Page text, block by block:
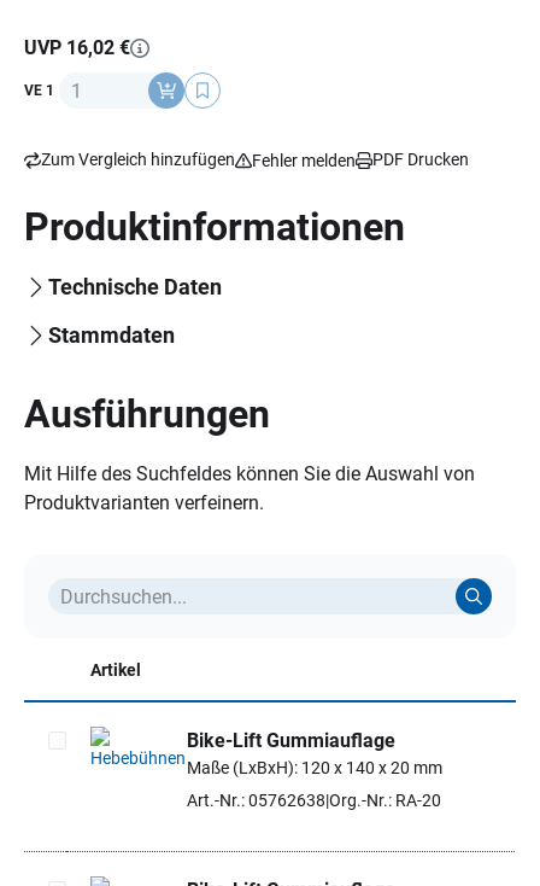
UVP 16,02 €
VE 1 Anzahl
Zum Vergleich hinzufügen Fehler melden PDF Drucken
Produktinformationen
Technische Daten
Stammdaten
Ausführungen
Mit Hilfe des Suchfeldes können Sie die Auswahl von
Produktvarianten verfeinern.
Artikel
Artikel auswählen
Bike-Lift Gummiauflage
Maße (LxBxH): 120 x 140 x 20 mm
Art.-Nr.: 05762638 Org.-Nr.: RA-20